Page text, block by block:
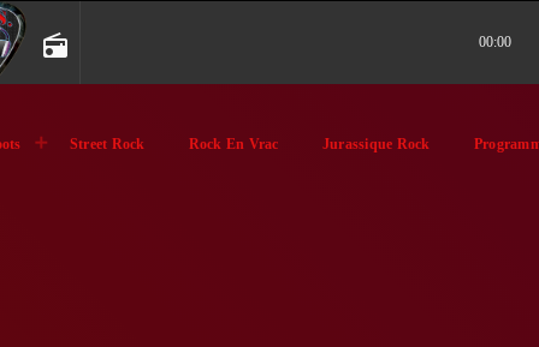
radio 00:00
Street Rock Rock En Vrac Jurassique Rock